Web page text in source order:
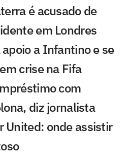
é acusado de
em Londres
a Infantino e se
crise na Fifa
com
diz jornalista
United: onde assistir